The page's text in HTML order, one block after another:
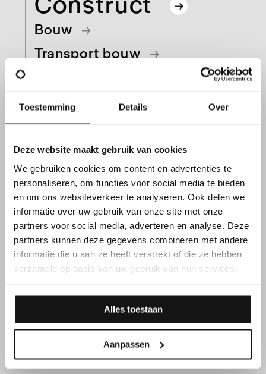
Toestemming Details Over
Deze website maakt gebruik van cookies
We gebruiken cookies om content en advertenties te
personaliseren, om functies voor social media te bieden
en om ons websiteverkeer te analyseren. Ook delen we
informatie over uw gebruik van onze site met onze
partners voor social media, adverteren en analyse. Deze
partners kunnen deze gegevens combineren met andere
informatie die u aan ze heeft verstrekt of die ze hebben
verzameld op basis van uw gebruik van hun services.
Alles toestaan
Aanpassen
Bouw
Transport bouw
Elektricien
Magazijnier
Alle construct vacatures
Ingenieur of
manager?